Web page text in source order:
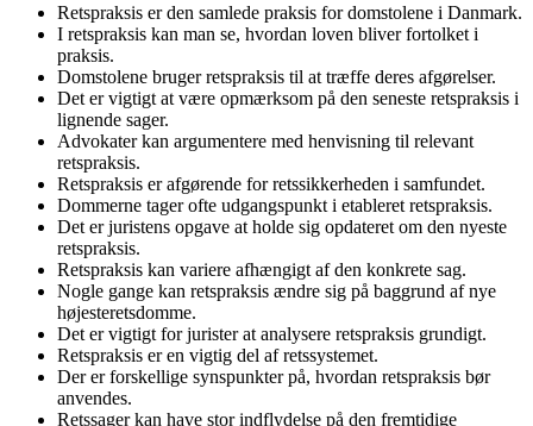
Retspraksis er den samlede praksis for domstolene i Danmark.
I retspraksis kan man se, hvordan loven bliver fortolket i
praksis.
Domstolene bruger retspraksis til at træffe deres afgørelser.
Det er vigtigt at være opmærksom på den seneste retspraksis i
lignende sager.
Advokater kan argumentere med henvisning til relevant
retspraksis.
Retspraksis er afgørende for retssikkerheden i samfundet.
Dommerne tager ofte udgangspunkt i etableret retspraksis.
Det er juristens opgave at holde sig opdateret om den nyeste
retspraksis.
Retspraksis kan variere afhængigt af den konkrete sag.
Nogle gange kan retspraksis ændre sig på baggrund af nye
højesteretsdomme.
Det er vigtigt for jurister at analysere retspraksis grundigt.
Retspraksis er en vigtig del af retssystemet.
Der er forskellige synspunkter på, hvordan retspraksis bør
anvendes.
Retssager kan have stor indflydelse på den fremtidige